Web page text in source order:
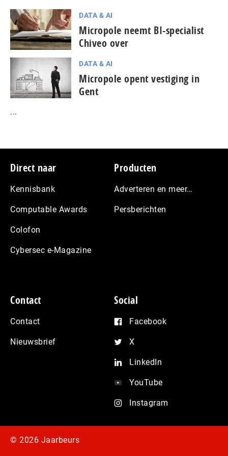
DATA & AI
Micropole neemt BI-specialist
Chiveo over
DATA & AI
Micropole opent vestiging in
Gent
...
Footer
Direct naar
Kennisbank
Computable Awards
Colofon
Cybersec e-Magazine
Producten
Adverteren en meer…
Persberichten
Contact
Contact
Nieuwsbrief
Social
Facebook
X
LinkedIn
YouTube
Instagram
© 2026 Jaarbeurs